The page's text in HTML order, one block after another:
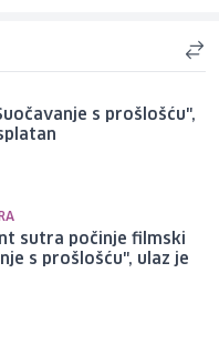
s prošlošću",
sutra počinje filmski
s prošlošću", ulaz je